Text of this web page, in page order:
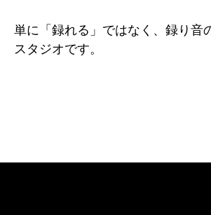
単に「録れる」ではなく、録り音
スタジオです。